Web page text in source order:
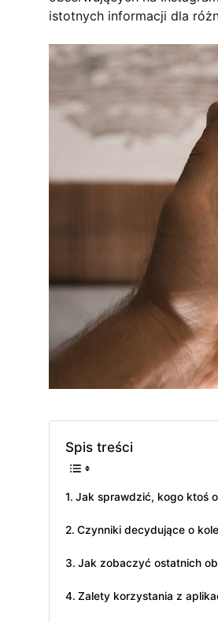
istotnych informacji dla
Spis treści
Jak sprawdzić, kogo ktoś
Czynniki decydujące o
Jak zobaczyć ostatnich
Zalety korzystania z